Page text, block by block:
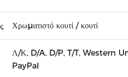
Χρωματιστό κουτί / κουτί
Λ/Κ, D/A, D/P, T/T, Western
PayPal